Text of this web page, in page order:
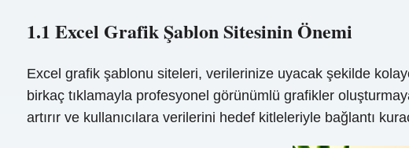
1.1 Excel Grafik Şablon Sitesinin Önemi
Excel grafik şablonu siteleri, verilerinize uyacak şekilde
birkaç tıklamayla profesyonel görünümlü grafikler
artırır ve kullanıcılara verilerini hedef kitleleriyle bağlantı